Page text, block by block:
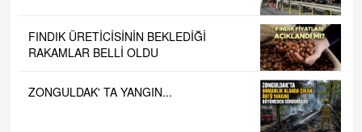
FINDIK ÜRETİCİSİNİN BEKLEDİĞİ
RAKAMLAR BELLİ OLDU
ZONGULDAK' TA YANGIN...